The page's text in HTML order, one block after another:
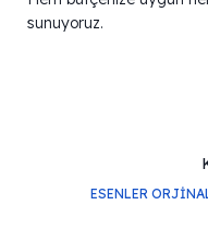
sunuyoruz.
ESENLER